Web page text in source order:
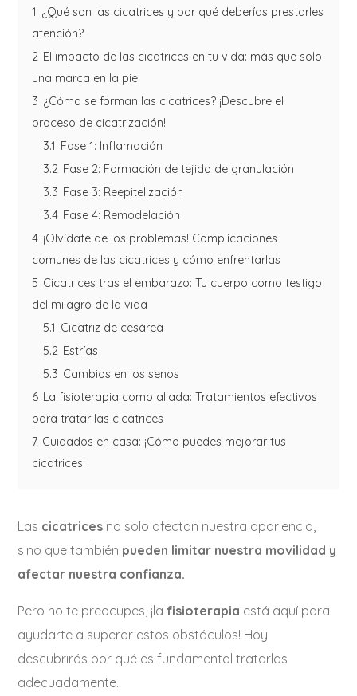
1 ¿Qué son las cicatrices y por qué deberías prestarles
atención?
2 El impacto de las cicatrices en tu vida: más que solo
una marca en la piel
3 ¿Cómo se forman las cicatrices? ¡Descubre el
proceso de cicatrización!
3.1 Fase 1: Inflamación
3.2 Fase 2: Formación de tejido de granulación
3.3 Fase 3: Reepitelización
3.4 Fase 4: Remodelación
4 ¡Olvídate de los problemas! Complicaciones
comunes de las cicatrices y cómo enfrentarlas
5 Cicatrices tras el embarazo: Tu cuerpo como testigo
del milagro de la vida
5.1 Cicatriz de cesárea
5.2 Estrías
5.3 Cambios en los senos
6 La fisioterapia como aliada: Tratamientos efectivos
para tratar las cicatrices
7 Cuidados en casa: ¡Cómo puedes mejorar tus
cicatrices!
Las cicatrices no solo afectan nuestra apariencia,
sino que también pueden limitar nuestra movilidad y
afectar nuestra confianza.
Pero no te preocupes, ¡lafisioterapia está aquí para
ayudarte a superar estos obstáculos! Hoy
descubrirás por qué es fundamental tratarlas
adecuadamente.